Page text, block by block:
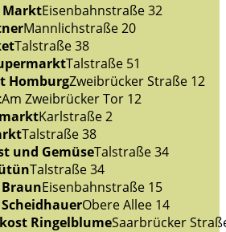
MarktEisenbahnstraße 32
Mannlichstraße 20
Talstraße 38
Talstraße 51
HomburgZweibrücker Straße 12
Am Zweibrücker Tor 12
Karlstraße 2
Talstraße 38
und GemüseTalstraße 34
Talstraße 34
Eisenbahnstraße 15
Obere Allee 14
RingelblumeSaarbrücker